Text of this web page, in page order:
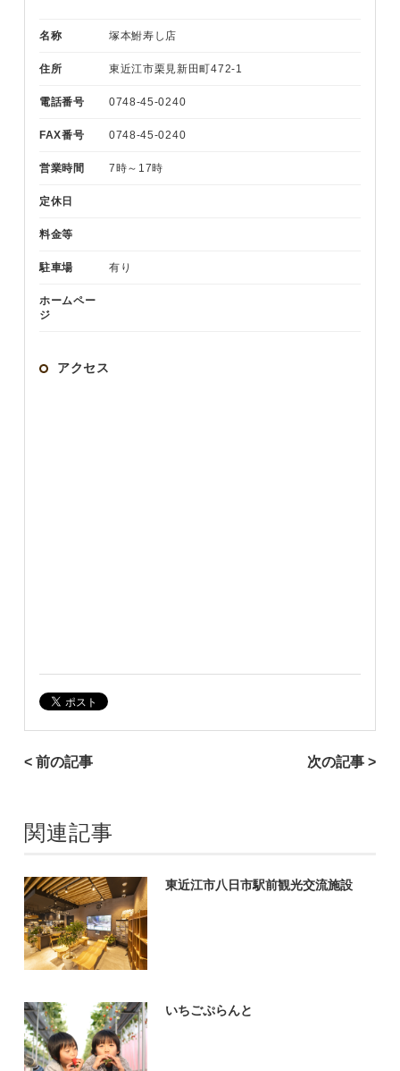
名称 塚本鮒寿し店
住所 東近江市栗見新田町472-1
電話番号 0748-45-0240
FAX番号 0748-45-0240
営業時間 7時～17時
定休日
料金等
駐車場 有り
ホームペー
ジ
アクセス
< 前の記事 次の記事 >
関連記事
東近江市八日市駅前観光交流施設
いちごぷらんと